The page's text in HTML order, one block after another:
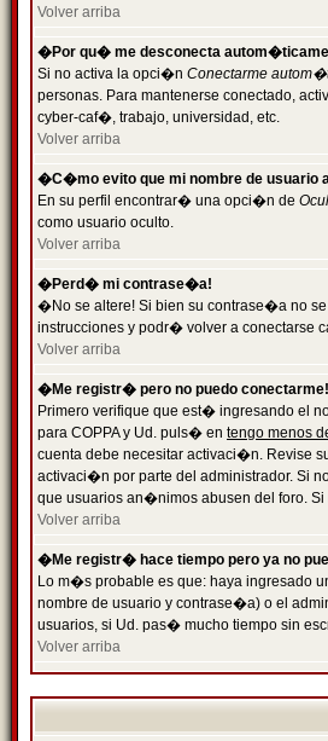
Volver arriba
�Por qu� me desconecta
Si no activa la opci�n Conectarme
personas. Para mantenerse conectado,
cyber-caf�, trabajo, universidad, etc.
Volver arriba
�C�mo evito que mi nombre de usuario
En su perfil encontrar� una opci�n de
como usuario oculto.
Volver arriba
�Perd� mi contrase�a!
�No se altere! Si bien su contrase�a no
instrucciones y podr� volver a conectarse
Volver arriba
�Me registr� pero no puedo conectarme!
Primero verifique que est� ingresando el
para COPPA y Ud. puls� en tengo menos
cuenta debe necesitar activaci�n. Revise
activaci�n por parte del administrador. Si
que usuarios an�nimos abusen del foro.
Volver arriba
�Me registr� hace tiempo pero ya no
Lo m�s probable es que: haya ingresado
nombre de usuario y contrase�a) o el
usuarios, si Ud. pas� mucho tiempo sin
Volver arriba